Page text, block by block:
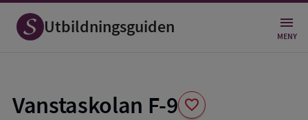
Utbildningsguiden MENY
Vanstaskolan F-9 favorite
Spara
som
favorit